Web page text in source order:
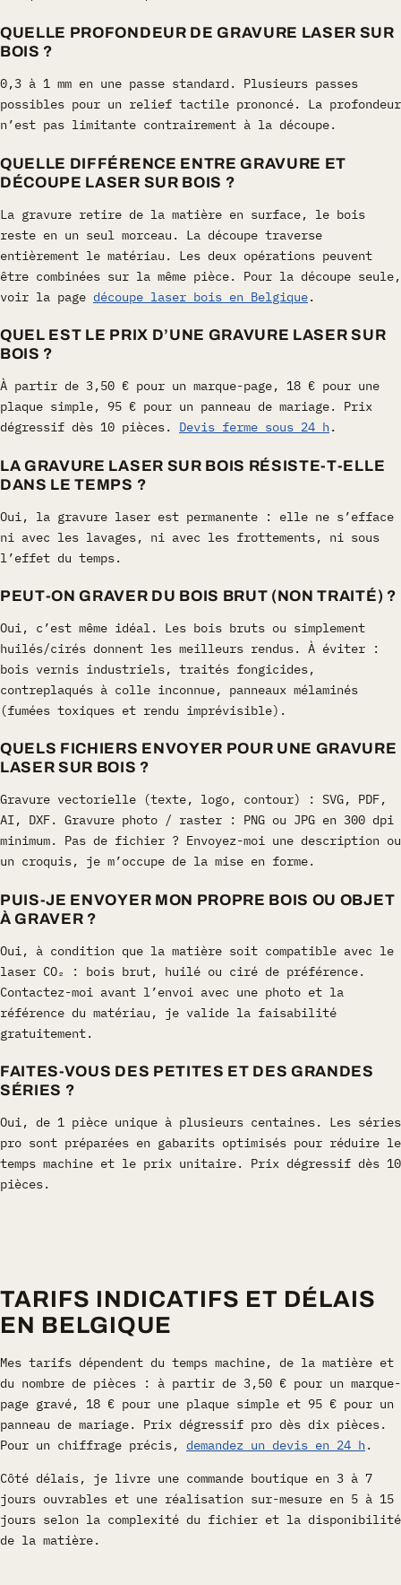
QUELLE PROFONDEUR DE GRAVURE LASER SUR
BOIS ?
0,3 à 1 mm en une passe standard. Plusieurs passes
possibles pour un relief tactile prononcé. La profondeur
n’est pas limitante contrairement à la découpe.
QUELLE DIFFÉRENCE ENTRE GRAVURE ET
DÉCOUPE LASER SUR BOIS ?
La gravure retire de la matière en surface, le bois
reste en un seul morceau. La découpe traverse
entièrement le matériau. Les deux opérations peuvent
être combinées sur la même pièce. Pour la découpe seule,
voir la page découpe laser bois en Belgique.
QUEL EST LE PRIX D’UNE GRAVURE LASER SUR
BOIS ?
À partir de 3,50 € pour un marque-page, 18 € pour une
plaque simple, 95 € pour un panneau de mariage. Prix
dégressif dès 10 pièces. Devis ferme sous 24 h.
LA GRAVURE LASER SUR BOIS RÉSISTE-T-ELLE
DANS LE TEMPS ?
Oui, la gravure laser est permanente : elle ne s’efface
ni avec les lavages, ni avec les frottements, ni sous
l’effet du temps.
PEUT-ON GRAVER DU BOIS BRUT (NON TRAITÉ) ?
Oui, c’est même idéal. Les bois bruts ou simplement
huilés/cirés donnent les meilleurs rendus. À éviter :
bois vernis industriels, traités fongicides,
contreplaqués à colle inconnue, panneaux mélaminés
(fumées toxiques et rendu imprévisible).
QUELS FICHIERS ENVOYER POUR UNE GRAVURE
LASER SUR BOIS ?
Gravure vectorielle (texte, logo, contour) : SVG, PDF,
AI, DXF. Gravure photo / raster : PNG ou JPG en 300 dpi
minimum. Pas de fichier ? Envoyez-moi une description ou
un croquis, je m’occupe de la mise en forme.
PUIS-JE ENVOYER MON PROPRE BOIS OU OBJET
À GRAVER ?
Oui, à condition que la matière soit compatible avec le
laser CO₂ : bois brut, huilé ou ciré de préférence.
Contactez-moi avant l’envoi avec une photo et la
référence du matériau, je valide la faisabilité
gratuitement.
FAITES-VOUS DES PETITES ET DES GRANDES
SÉRIES ?
Oui, de 1 pièce unique à plusieurs centaines. Les séries
pro sont préparées en gabarits optimisés pour réduire le
temps machine et le prix unitaire. Prix dégressif dès 10
pièces.
TARIFS INDICATIFS ET DÉLAIS
EN BELGIQUE
Mes tarifs dépendent du temps machine, de la matière et
du nombre de pièces : à partir de 3,50 € pour un marque-
page gravé, 18 € pour une plaque simple et 95 € pour un
panneau de mariage. Prix dégressif pro dès dix pièces.
Pour un chiffrage précis, demandez un devis en 24 h.
Côté délais, je livre une commande boutique en 3 à 7
jours ouvrables et une réalisation sur-mesure en 5 à 15
jours selon la complexité du fichier et la disponibilité
de la matière.